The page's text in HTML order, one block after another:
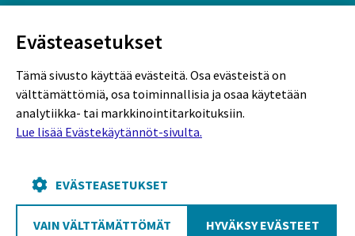
Evästekäytännöt
Evästeasetukset
Tämä sivusto käyttää evästeitä. Osa evästeistä on
välttämättömiä, osa toiminnallisia ja osaa käytetään
analytiikka- tai markkinointitarkoituksiin.
Lue lisää Evästekäytännöt-sivulta.
EVÄSTEASETUKSET
VAIN VÄLTTÄMÄTTÖMÄT HYVÄKSY EVÄSTEET